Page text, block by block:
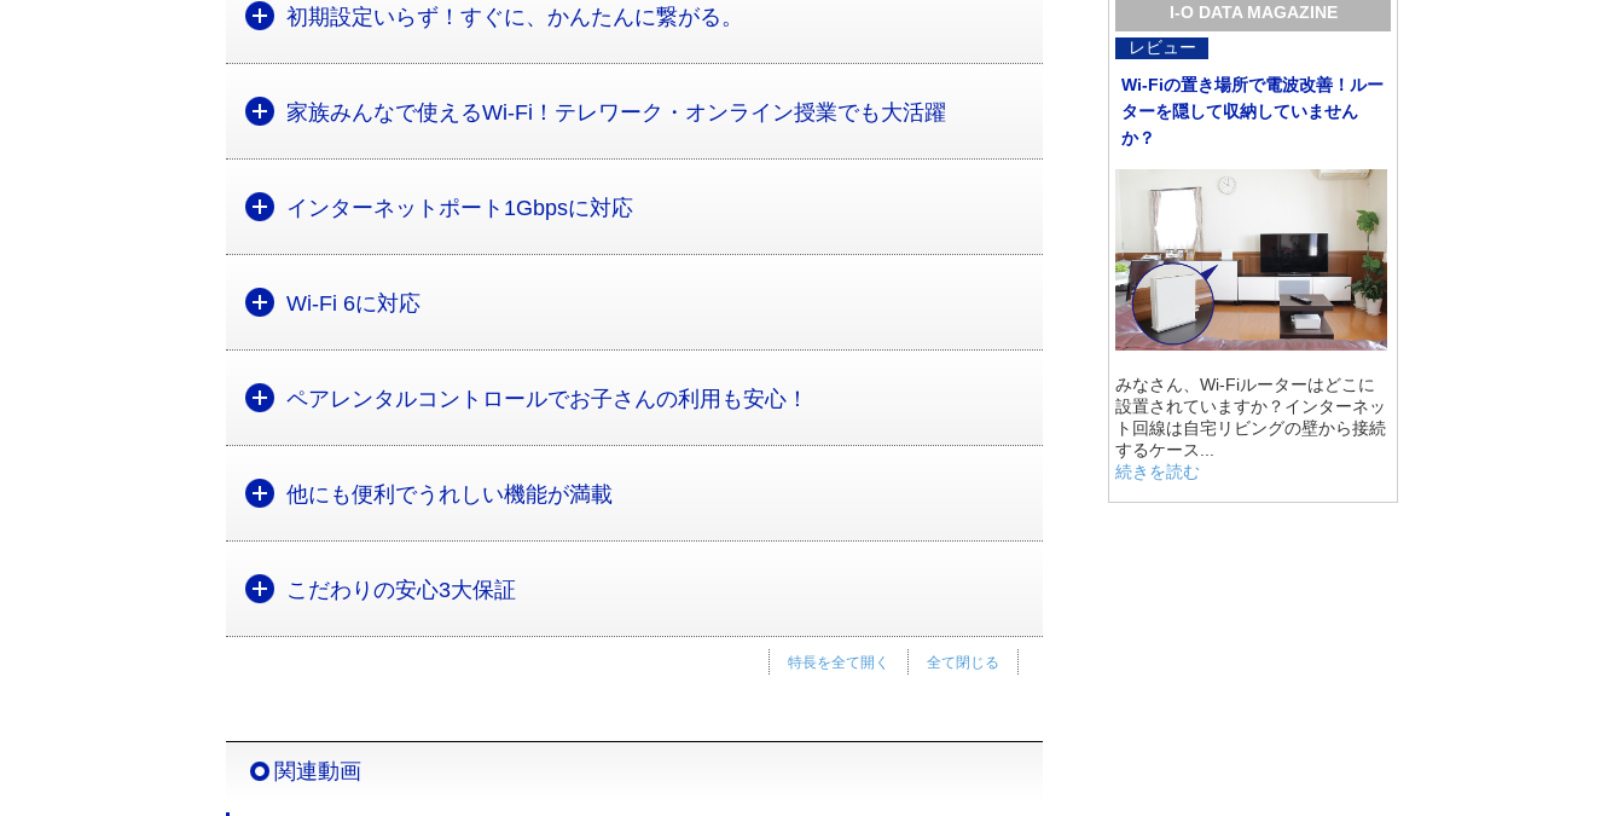
初期設定いらず！すぐに、かんたんに繋がる。
家族みんなで使えるWi-Fi！テレワーク・オンライン授業でも大活躍
インターネットポート1Gbpsに対応
Wi-Fi 6に対応
ペアレンタルコントロールでお子さんの利用も安心！
他にも便利でうれしい機能が満載
こだわりの安心3大保証
全て閉じる
特長を全て開く
関連動画
I-O DATA MAGAZINE
レビュー
Wi-Fiの置き場所で電波改善！ルー
ターを隠して収納していません
か？
みなさん、Wi-Fiルーターはどこに
設置されていますか？インターネッ
ト回線は自宅リビングの壁から接続
するケース...
続きを読む